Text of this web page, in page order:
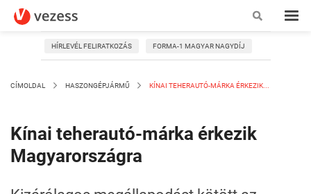
HÍRLEVÉL FELIRATKOZÁS FORMA-1 MAGYAR NAGYDÍJ
CÍMOLDAL HASZONGÉPJÁRMŰ KÍNAI TEHERAUTÓ-MÁRKA ÉRKEZIK...
Kínai teherautó-márka érkezik
Magyarországra